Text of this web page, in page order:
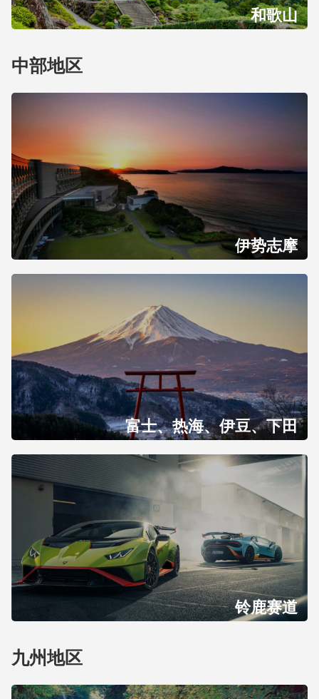
和歌山
中部地区
伊势志摩
富士、热海、伊豆、下田
铃鹿赛道
九州地区